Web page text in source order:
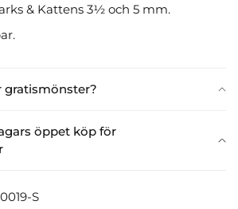
gratismönster?
öppet köp för
& Kattens 3½ och 5 mm.
S